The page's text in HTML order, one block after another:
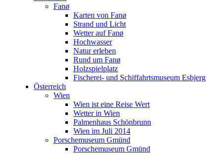
Wetter in Wien
Palmenhaus Schönbrunn
Wien im Juli 2014
Porschemuseum Gmünd
Porschemuseum Gmünd
Holzmodelle
Bildergalerie
Mariapfarr
Bergtouren
Bergtouren 2006
Poludnig
Garnitzenklamm
Weissensee
Bergtouren 2012
Oberhüttensee
Fanø
Karten von Fanø
Strand und Licht
Wetter auf Fanø
Hochwasser
Natur erleben
Rund um Fanø
Holzspielplatz
Fischerei- und Schiffahrtsmuseum Esbjerg
Österreich
Wien
Wien ist eine Reise Wert
Wetter in Wien
Palmenhaus Schönbrunn
Wien im Juli 2014
Porschemuseum Gmünd
Porschemuseum Gmünd